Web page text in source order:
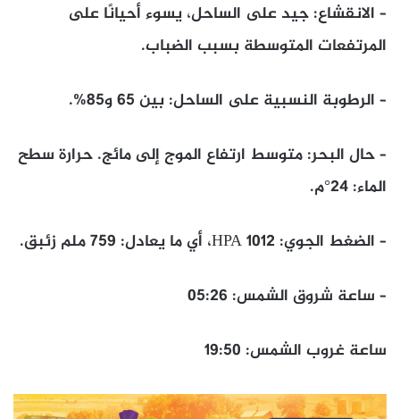
– الانقشاع: جيد على الساحل، يسوء أحيانًا على
المرتفعات المتوسطة بسبب الضباب.
– الرطوبة النسبية على الساحل: بين 65 و85%.
– حال البحر: متوسط ارتفاع الموج إلى مائج. حرارة سطح
الماء: 24°م.
– الضغط الجوي: 1012 HPA، أي ما يعادل: 759 ملم زئبق.
– ساعة شروق الشمس: 05:26
ساعة غروب الشمس: 19:50